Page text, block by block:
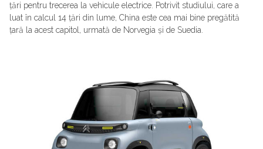
țări pentru trecerea la vehicule electrice. Potrivit studiului, care a
luat în calcul 14 țări din lume, China este cea mai bine pregătită
țară la acest capitol, urmată de Norvegia și de Suedia.